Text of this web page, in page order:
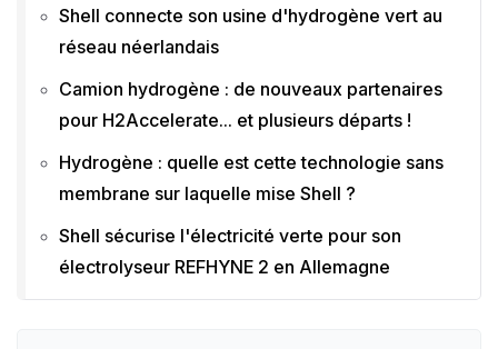
Shell connecte son usine d'hydrogène vert au
réseau néerlandais
Camion hydrogène : de nouveaux partenaires
pour H2Accelerate... et plusieurs départs !
Hydrogène : quelle est cette technologie sans
membrane sur laquelle mise Shell ?
Shell sécurise l'électricité verte pour son
électrolyseur REFHYNE 2 en Allemagne